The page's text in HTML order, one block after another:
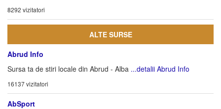
8292 vizitatori
ALTE SURSE
Abrud Info
Sursa ta de stiri locale din Abrud - Alba ...detalii Abrud Info
16137 vizitatori
AbSport